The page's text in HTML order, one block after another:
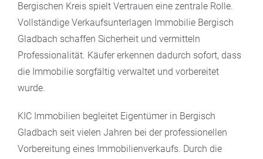
Bergischen Kreis spielt Vertrauen eine zentrale Rolle.
Vollständige Verkaufsunterlagen Immobilie Bergisch
Gladbach schaffen Sicherheit und vermitteln
Professionalität. Käufer erkennen dadurch sofort, dass
die Immobilie sorgfältig verwaltet und vorbereitet
wurde.
KIC Immobilien begleitet Eigentümer in Bergisch
Gladbach seit vielen Jahren bei der professionellen
Vorbereitung eines Immobilienverkaufs. Durch die